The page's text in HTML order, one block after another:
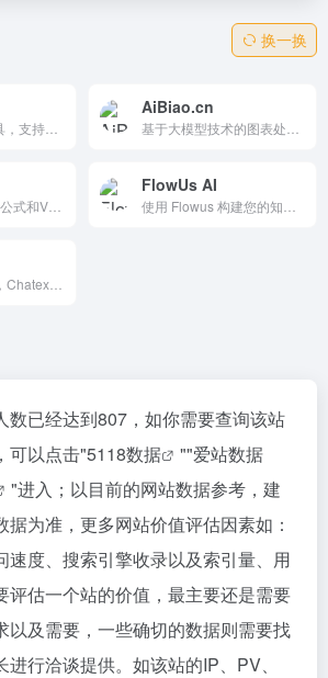
换一换
AiBiao.cn
FlowUs AI
数已经达到807，如你需要查询该站
可以点击"5118数据 ""爱站数据
"进入；以目前的网站数据参考，建
为准，更多网站价值评估因素如：
速度、搜索引擎收录以及索引量、用
评估一个站的价值，最主要还是需要
以及需要，一些确切的数据则需要找
行洽谈提供。如该站的IP、PV、